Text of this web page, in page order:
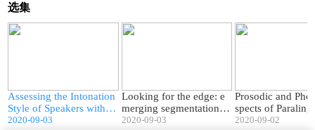
选集
Assessing the Intonation
Style of Speakers with A
utism Spectrum Disorder
2020-09-03
Looking for the edge: e
merging segmentation a
bilities in atypical develo
2020-09-03
Prosodic and
spects of
Utterances with
2020-09-02